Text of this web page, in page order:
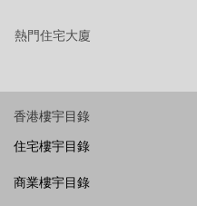
熱門住宅大廈
香港樓宇目錄
住宅樓宇目錄
商業樓宇目錄